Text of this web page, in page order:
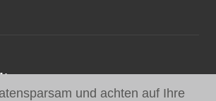
und achten auf Ihre